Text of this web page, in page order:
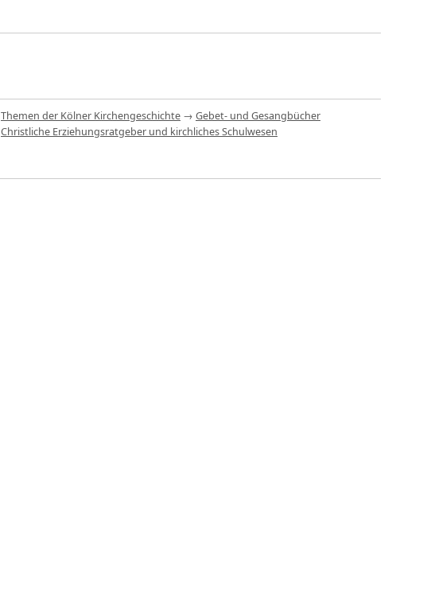
Themen der Kölner Kirchengeschichte → Gebet- und Gesangbücher
Christliche Erziehungsratgeber und kirchliches Schulwesen